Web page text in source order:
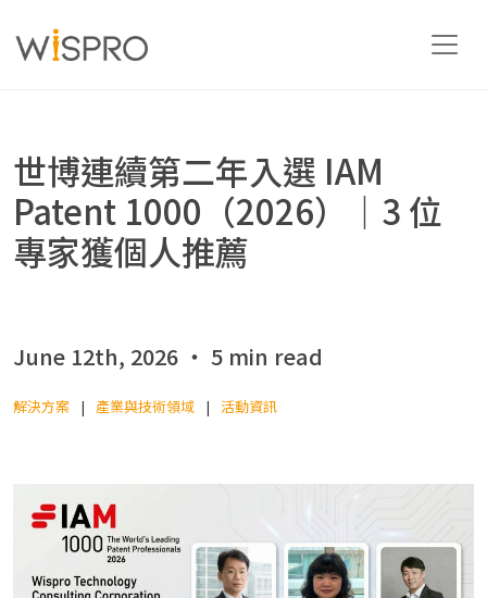
解決方案
關於
世博連續第二年入選 IAM
Patent 1000（2026）｜3 位
專家獲個人推薦
June 12th, 2026 ‧ 5 min read
解決方案 產業與技術領域 活動資訊